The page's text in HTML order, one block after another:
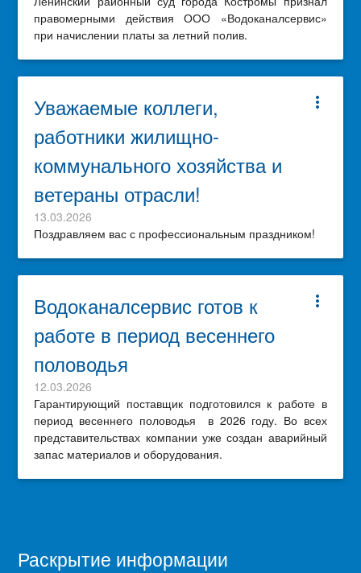
правомерными действия ООО «Водоканалсервис»
при начислении платы за летний полив.
more_vert
Уважаемые коллеги,
работники жилищно-
коммунального хозяйства и
ветераны отрасли!
13.03.2026
Поздравляем вас с профессиональным праздником!
more_vert
Водоканалсервис готов к
работе в период весеннего
половодья
12.03.2026
Гарантирующий поставщик подготовился к работе в
период весеннего половодья в 2026 году. Во всех
представительствах компании уже создан аварийный
запас материалов и оборудования.
Раскрытие информации